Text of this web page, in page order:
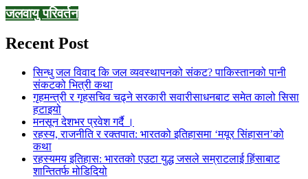
जलवायु परिवर्तन
Recent Post
सिन्धु जल विवाद कि जल व्यवस्थापनको संकट? पाकिस्तानको पानी
संकटको भित्री कथा
गृहमन्त्री र गृहसचिव चढ्ने सरकारी सवारीसाधनबाट समेत कालो सिसा
हटाइयो
मनसून देशभर प्रवेश गर्दै ।
रहस्य, राजनीति र रक्तपात: भारतको इतिहासमा ‘मयूर सिंहासन’को
कथा
रहस्यमय इतिहास: भारतको एउटा युद्ध जसले सम्राटलाई हिंसाबाट
शान्तितर्फ मोडिदियो